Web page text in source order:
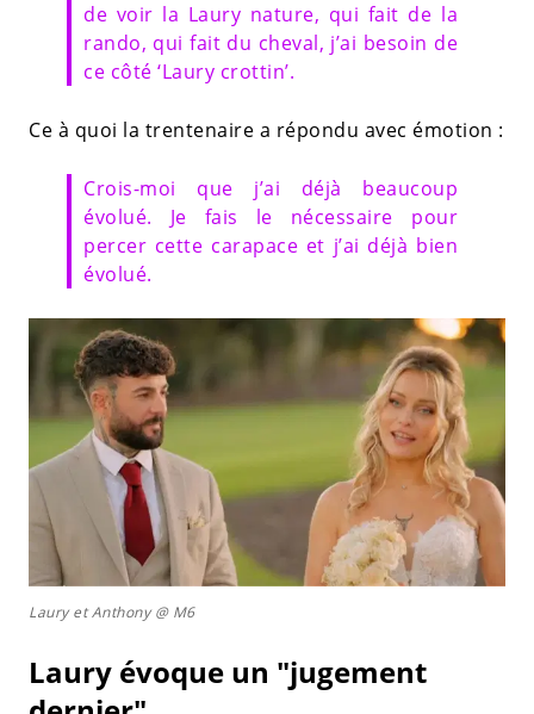
de voir la Laury nature, qui fait de la
rando, qui fait du cheval, j’ai besoin de
ce côté ‘Laury crottin’.
Ce à quoi la trentenaire a répondu avec émotion :
Crois-moi que j’ai déjà beaucoup
évolué. Je fais le nécessaire pour
percer cette carapace et j’ai déjà bien
évolué.
Laury et Anthony @ M6
Laury évoque un "jugement